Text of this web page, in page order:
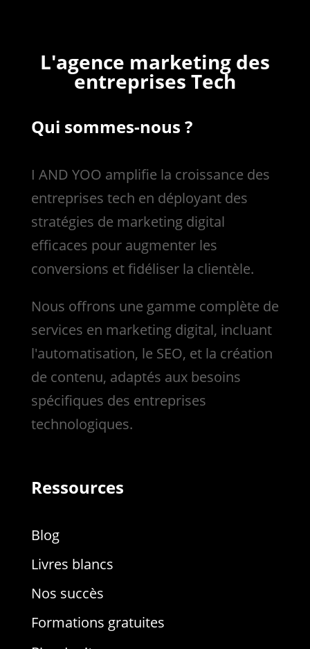
L'agence marketing des
entreprises Tech
Qui sommes-nous ?
I AND YOO amplifie la croissance des
entreprises tech en déployant des
stratégies de marketing digital
efficaces pour augmenter les
conversions et fidéliser la clientèle.
Nous offrons une gamme complète de
services en marketing digital, incluant
l'automatisation, le SEO, et la création
de contenu, adaptés aux besoins
spécifiques des entreprises
technologiques.
Ressources
Blog
Livres blancs
Nos succès
Formations gratuites